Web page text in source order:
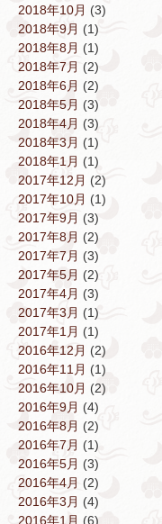
2018年10月 (3)
2018年9月 (1)
2018年8月 (1)
2018年7月 (2)
2018年6月 (2)
2018年5月 (3)
2018年4月 (3)
2018年3月 (1)
2018年1月 (1)
2017年12月 (2)
2017年10月 (1)
2017年9月 (3)
2017年8月 (2)
2017年7月 (3)
2017年5月 (2)
2017年4月 (3)
2017年3月 (1)
2017年1月 (1)
2016年12月 (2)
2016年11月 (1)
2016年10月 (2)
2016年9月 (4)
2016年8月 (2)
2016年7月 (1)
2016年5月 (3)
2016年4月 (2)
2016年3月 (4)
2016年1月 (6)